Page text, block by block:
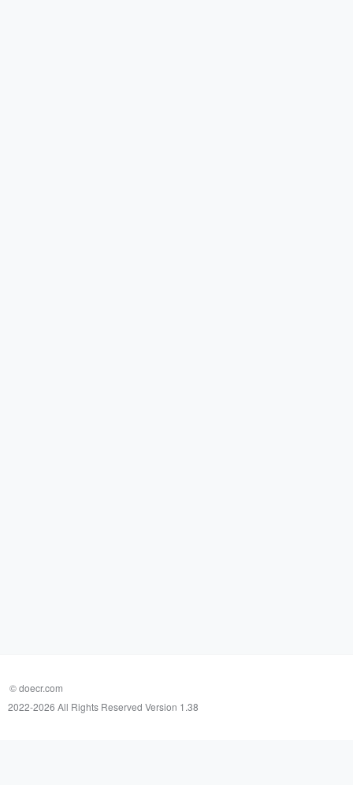
© doecr.com
2022-2026 All Rights Reserved Version 1.38